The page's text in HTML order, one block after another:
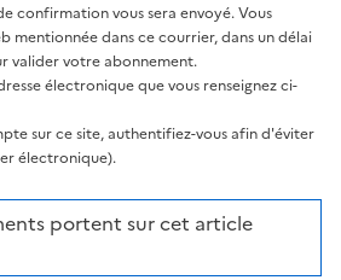
confirmation vous sera envoyé. Vous
mentionnée dans ce courrier, dans un délai
valider votre abonnement.
électronique que vous renseignez ci-
sur ce site, authentifiez-vous afin d'éviter
électronique).
portent sur cet article